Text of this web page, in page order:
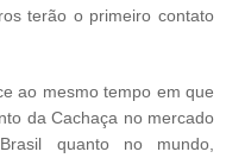
terão o primeiro contato
ao mesmo tempo em que
da Cachaça no mercado
quanto no mundo,